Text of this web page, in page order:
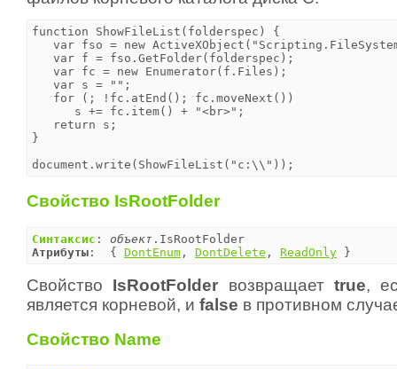
function ShowFileList(folderspec) {
var fso = new
   var f = fso.GetFolder(folderspec);
   var fc = new Enumerator(f.Files);
   var s = "";
   for (; !fc.atEnd(); fc.moveNext())
      s += fc.item() + "<br>";
   return s;
}
document.write(ShowFileList("c:\\"));
Свойство IsRootFolder
Синтаксис : объект
Атрибуты :  { DontEnum , DontDelete , ReadOnly }
Свойство IsRootFolder возвращаетtrue,
является корневой, и false в противном
Свойство Name